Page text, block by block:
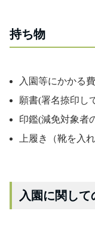
持ち物
入園等にかかる
願書(署名捺印し
印鑑(減免対象者
上履き（靴を入
入園に関して